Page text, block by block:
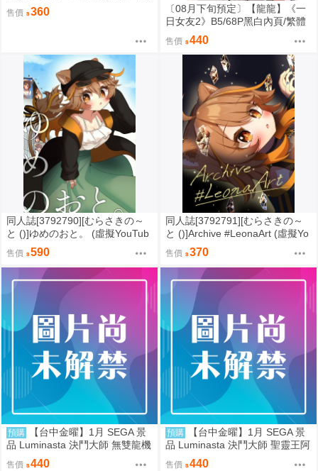
售價 360
〔08月下旬預定〕【龍龍】《一
日女友2》B5/68P黑白內頁/繁體
中文⬢黑市兔 (parody: BanG Dre
am! It's MyGO!!!!! Ave Mujica 迷
途之子 頌樂人偶 バンドリ！) FF
售價 440
同人誌[3792790][むらさきの～
と ()]ゆめのおと。 (虛擬YouTub
售價 590
同人誌[3792791][むらさきの～
と ()]Archive #LeonaArt (虛擬Yo
uTuber)
售價 370
預購
【台中金曜】1月 SEGA 景
品 Luminasta 決鬥大師 無雙龍機
Bolbalzark 0901
售價 440
預購
【台中金曜】1月 SEGA 景
品 Luminasta 決鬥大師 聖靈王阿
爾卡迪亞斯 0901
售價 440